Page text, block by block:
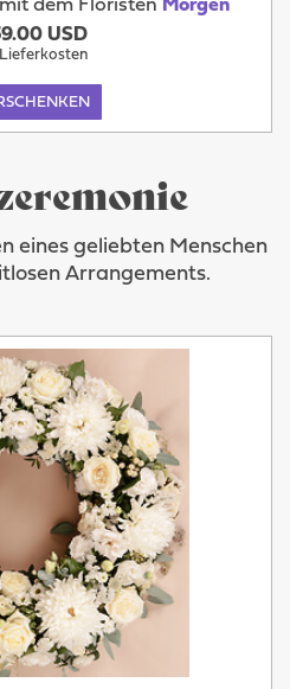
dem Floristen Morgen
USD
eines geliebten Menschen
Arrangements.